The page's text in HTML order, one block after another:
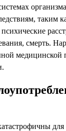
таким
смерть.